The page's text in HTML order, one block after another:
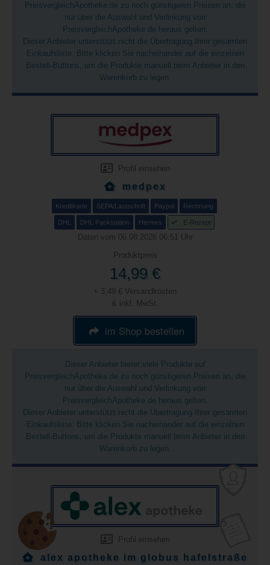
PreisvergleichApotheke.de zu noch günstigeren Preisen an, die
nur über die Auswahl und Verlinkung von
PreisvergleichApotheke.de heraus gelten.
Dieser Anbieter unterstützt nicht die Übertragung Ihrer gesamten
Einkaufsliste. Bitte klicken Sie nacheinander auf die einzelnen
Bestell-Buttons, um die Produkte manuell beim Anbieter in den
Warenkorb zu legen.
Profil einsehen
medpex
Kreditkarte SEPA/Lastschrift Paypal Rechnung
DHL DHL Packstation Hermes E-Rezept
Daten vom 06.08.2026 06:51 Uhr
Produktpreis
14,99 €
+ 3,49 € Versandkosten
& inkl. MwSt.
im Shop bestellen
Dieser Anbieter bietet viele Produkte auf
PreisvergleichApotheke.de zu noch günstigeren Preisen an, die
nur über die Auswahl und Verlinkung von
PreisvergleichApotheke.de heraus gelten.
Dieser Anbieter unterstützt nicht die Übertragung Ihrer gesamten
Einkaufsliste. Bitte klicken Sie nacheinander auf die einzelnen
Bestell-Buttons, um die Produkte manuell beim Anbieter in den
Warenkorb zu legen.
Profil einsehen
alex apotheke im globus hafelstraße